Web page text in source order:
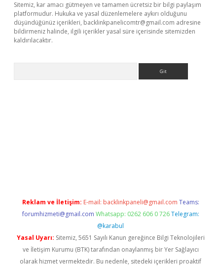
Sitemiz, kar amacı gütmeyen ve tamamen ücretsiz bir bilgi paylaşım
platformudur. Hukuka ve yasal düzenlemelere aykırı olduğunu
düşündüğünüz içerikleri, backlinkpanelicomtr@gmail.com adresine
bildirmeniz halinde, ilgili içerikler yasal süre içerisinde sitemizden
kaldırılacaktır.
Reklam ve İletişim: E-mail: backlinkpaneli@gmail.com Teams:
forumhizmeti@gmail.com Whatsapp: 0262 606 0 726 Telegram:
@karabul
Yasal Uyarı: Sitemiz, 5651 Sayılı Kanun gereğince Bilgi Teknolojileri
ve İletişim Kurumu (BTK) tarafından onaylanmış bir Yer Sağlayıcı
olarak hizmet vermektedir. Bu nedenle, sitedeki içerikleri proaktif